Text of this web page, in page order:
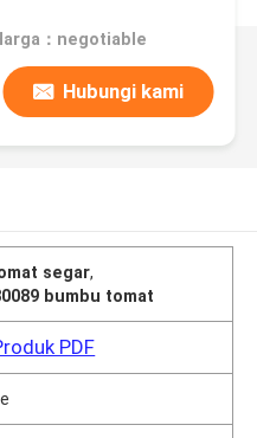
：negotiable
Hubungi kami
segar,
bumbu tomat
PDF